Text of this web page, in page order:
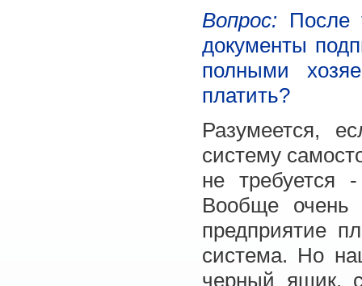
Вопрос: После
документы
полными
платить?
Разумеется,
систему
не требуется
Вообще очень
предприятие
система. Но
черный ящик,